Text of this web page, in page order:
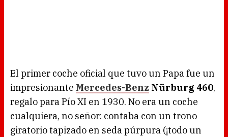
El primer coche oficial que tuvo un Papa fue un
impresionante Mercedes-Benz Nürburg 460,
regalo para Pío XI en 1930. No era un coche
cualquiera, no señor: contaba con un trono
giratorio tapizado en seda púrpura (¡todo un